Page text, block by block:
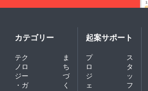
カテゴリー
テク
ノロ
ジー
・ガ
ま
ち
づ
く
起案サポート
プ
ロ
ジ
ェ
ス
タ
ッ
フ